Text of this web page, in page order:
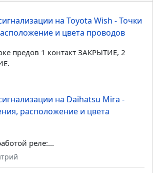
на Toyota Wish - Точки
и цвета проводов
предов 1 контакт ЗАКРЫТИЕ, 2
на Daihatsu Mira -
расположение и цвета
реле:...